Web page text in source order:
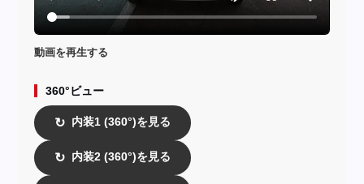
動画を再生する
360°ビュー
↻ 内装1 (360°)を見る
↻ 内装2 (360°)を見る